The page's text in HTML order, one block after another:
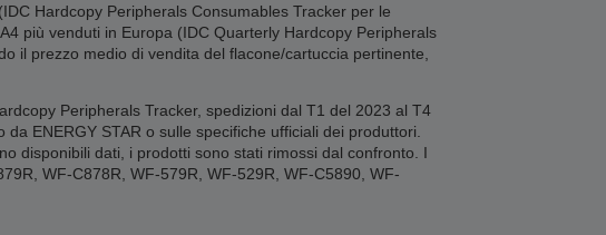
Hardcopy Peripherals Consumables Tracker per le
più venduti in Europa (IDC Quarterly Hardcopy Peripherals
il prezzo medio di vendita del flacone/cartuccia pertinente,
Peripherals Tracker, spedizioni dal T1 del 2023 al T4
ENERGY STAR o sulle specifiche ufficiali dei produttori.
disponibili dati, i prodotti sono stati rimossi dal confronto. I
WF-C878R, WF-579R, WF-529R, WF-C5890, WF-